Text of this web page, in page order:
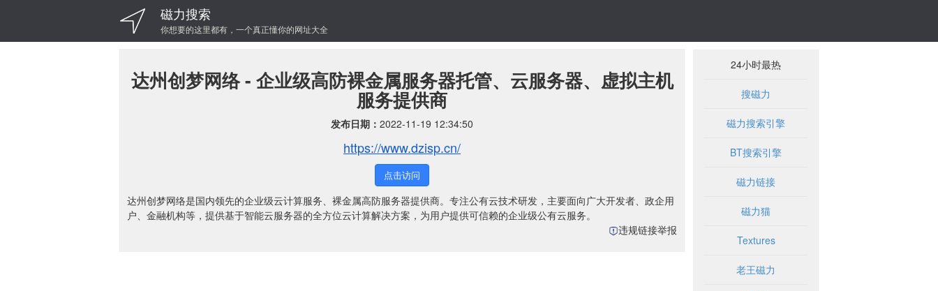
磁力搜索
你想要的这里都有，一个真正懂你的网址大全
达州创梦网络 - 企业级高防裸金属服务器托管、云服务器、虚拟主机
服务提供商
发布日期： 2022-11-19 12:34:50
https://www.dzisp.cn/
点击访问
达州创梦网络是国内领先的企业级云计算服务、裸金属高防服务器提供商。专注公有云技术研发，主要面向广大开发者、政企用
户、金融机构等，提供基于智能云服务器的全方位云计算解决方案，为用户提供可信赖的企业级公有云服务。
违规链接举报
24小时最热
搜磁力
磁力搜索引擎
BT搜索引擎
磁力链接
磁力猫
Textures
老王磁力